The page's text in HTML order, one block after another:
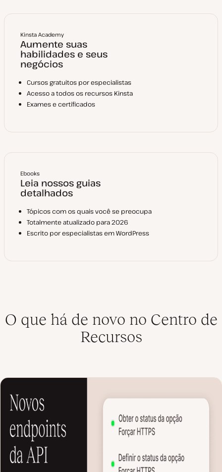
Kinsta Academy
Aumente suas
habilidades e seus
negócios
Cursos gratuitos por especialistas
Acesso a todos os recursos Kinsta
Exames e certificados
Ebooks
Leia nossos guias
detalhados
Tópicos com os quais você se preocupa
Totalmente atualizado para 2026
Escrito por especialistas em WordPress
O que há de novo no Centro de
Recursos